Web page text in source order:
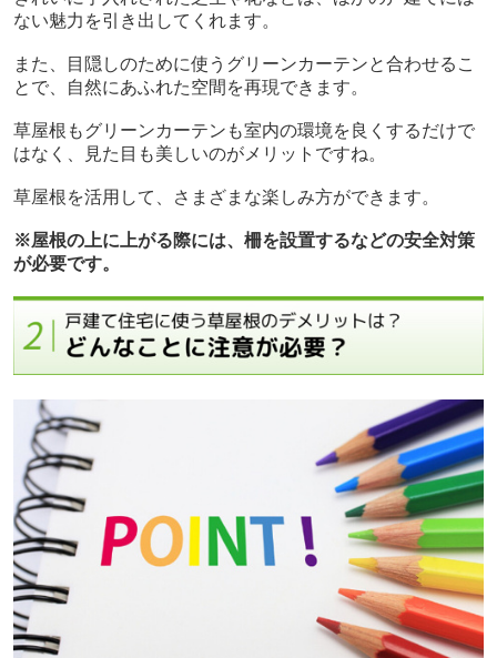
ない魅力を引き出してくれます。
また、目隠しのために使うグリーンカーテンと合わせるこ
とで、自然にあふれた空間を再現できます。
草屋根もグリーンカーテンも室内の環境を良くするだけで
はなく、見た目も美しいのがメリットですね。
草屋根を活用して、さまざまな楽しみ方ができます。
※屋根の上に上がる際には、柵を設置するなどの安全対策
が必要です。